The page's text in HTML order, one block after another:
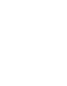
weniger